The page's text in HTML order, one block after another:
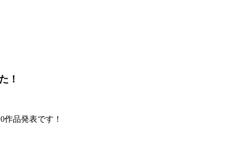
！
品発表です！